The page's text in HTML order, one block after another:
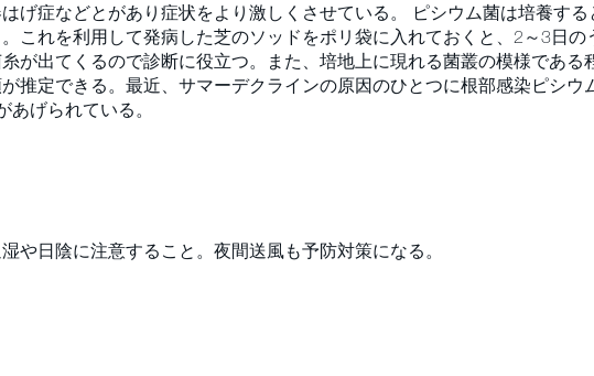
げ症などとがあり症状をより激しくさせている。 ピシウム菌は培養する
これを利用して発病した芝のソッドをポリ袋に入れておくと、2～3日の
が出てくるので診断に役立つ。また、培地上に現れる菌叢の模様である
推定できる。最近、サマーデクラインの原因のひとつに根部感染ピシウ
あげられている。
や日陰に注意すること。夜間送風も予防対策になる。